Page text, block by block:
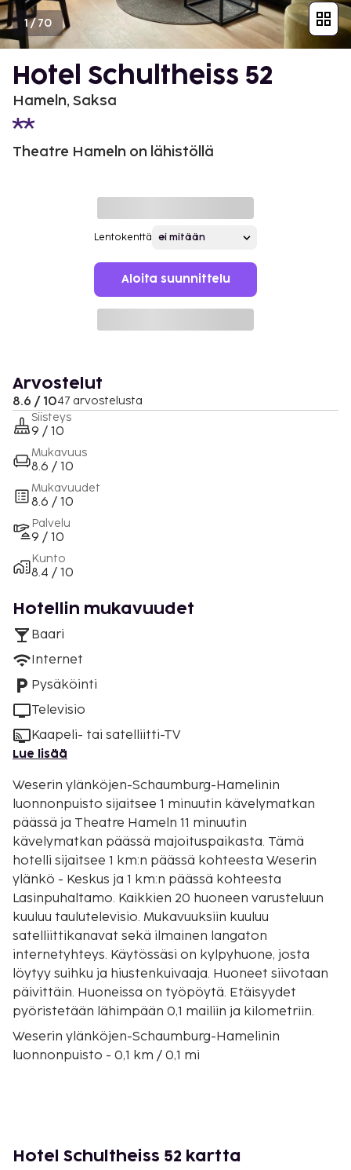
1/70
Hotel Schultheiss 52
Hameln, Saksa
Theatre Hameln on lähistöllä
Lentokenttä
Aloita suunnittelu
Arvostelut
8.6 / 1047 arvostelusta
Siisteys
9 / 10
Mukavuus
8.6 / 10
Mukavuudet
8.6 / 10
Palvelu
9 / 10
Kunto
8.4 / 10
Hotellin mukavuudet
Baari
Internet
Pysäköinti
Televisio
Kaapeli- tai satelliitti-TV
Lue lisää
Weserin ylänköjen-Schaumburg-Hamelinin
luonnonpuisto sijaitsee 1 minuutin kävelymatkan
päässä ja Theatre Hameln 11 minuutin
kävelymatkan päässä majoituspaikasta. Tämä
hotelli sijaitsee 1 km:n päässä kohteesta Weserin
ylänkö - Keskus ja 1 km:n päässä kohteesta
Lasinpuhaltamo. Kaikkien 20 huoneen varusteluun
kuuluu taulutelevisio. Mukavuuksiin kuuluu
satelliittikanavat sekä ilmainen langaton
internetyhteys. Käytössäsi on kylpyhuone, josta
löytyy suihku ja hiustenkuivaaja. Huoneet siivotaan
päivittäin. Huoneissa on työpöytä. Etäisyydet
pyöristetään lähimpään 0,1 mailiin ja kilometriin.
Weserin ylänköjen-Schaumburg-Hamelinin
luonnonpuisto - 0,1 km / 0,1 mi
Weser - 1,2 km / 0,7 mi
Hotel Schultheiss 52 kartta